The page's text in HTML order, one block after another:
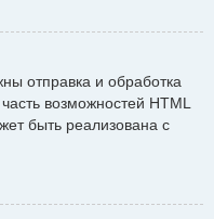
отправка и обработка
возможностей HTML
быть реализована с